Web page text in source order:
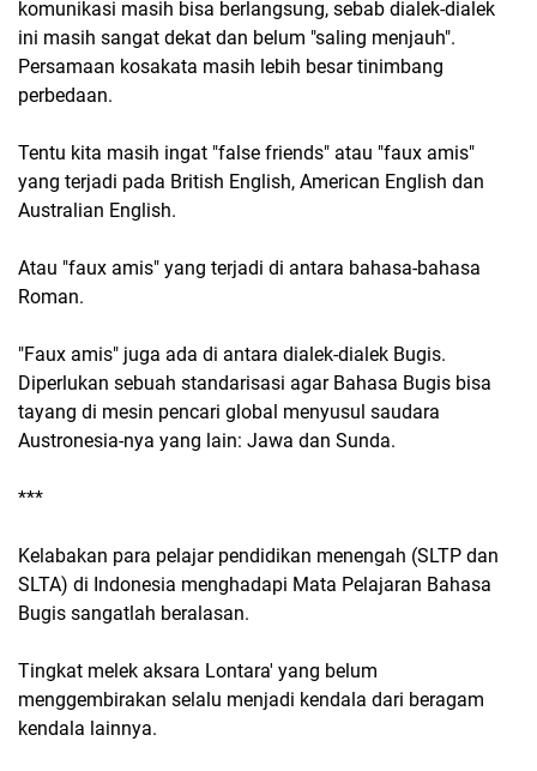
komunikasi masih bisa berlangsung, sebab dialek-dialek
ini masih sangat dekat dan belum "saling menjauh".
Persamaan kosakata masih lebih besar tinimbang
perbedaan.
Tentu kita masih ingat "false friends" atau "faux amis"
yang terjadi pada British English, American English dan
Australian English.
Atau "faux amis" yang terjadi di antara bahasa-bahasa
Roman.
"Faux amis" juga ada di antara dialek-dialek Bugis.
Diperlukan sebuah standarisasi agar Bahasa Bugis bisa
tayang di mesin pencari global menyusul saudara
Austronesia-nya yang lain: Jawa dan Sunda.
***
Kelabakan para pelajar pendidikan menengah (SLTP dan
SLTA) di Indonesia menghadapi Mata Pelajaran Bahasa
Bugis sangatlah beralasan.
Tingkat melek aksara Lontara' yang belum
menggembirakan selalu menjadi kendala dari beragam
kendala lainnya.